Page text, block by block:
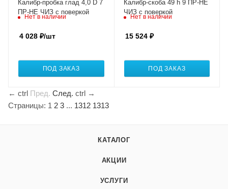
Калибр-пробка глад 4,0 D 7
ПР-НЕ ЧИЗ с поверкой
Нет в наличии
4 028 ₽/шт
ПОД ЗАКАЗ
Калибр-скоба 49 h 9 ПР-НЕ
ЧИЗ с поверкой
Нет в наличии
15 524₽
ПОД ЗАКАЗ
← ctrl Пред. След. ctrl →
Страницы: 1 2 3 ... 1312 1313
КАТАЛОГ
АКЦИИ
УСЛУГИ